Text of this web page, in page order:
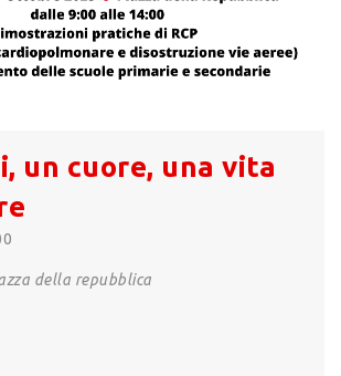
un cuore, una vita
della repubblica